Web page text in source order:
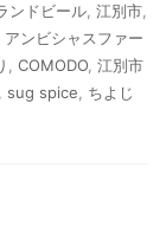
ンドビール, 江別市,
アンビシャスファー
, COMODO, 江別市
, sug spice, ちよじ